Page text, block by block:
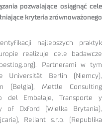
pozwalające osiągnąć cele
kryteria zrównoważonego
najlepszych praktyk
realizuje cele badawcze
Partnerami w tym
Universität Berlin (Niemcy),
(Belgia), Mettle Consulting
del Embalaje, Transporte y
of Oxford (Wielka Brytania),
Reliant s.r.o. (Republika